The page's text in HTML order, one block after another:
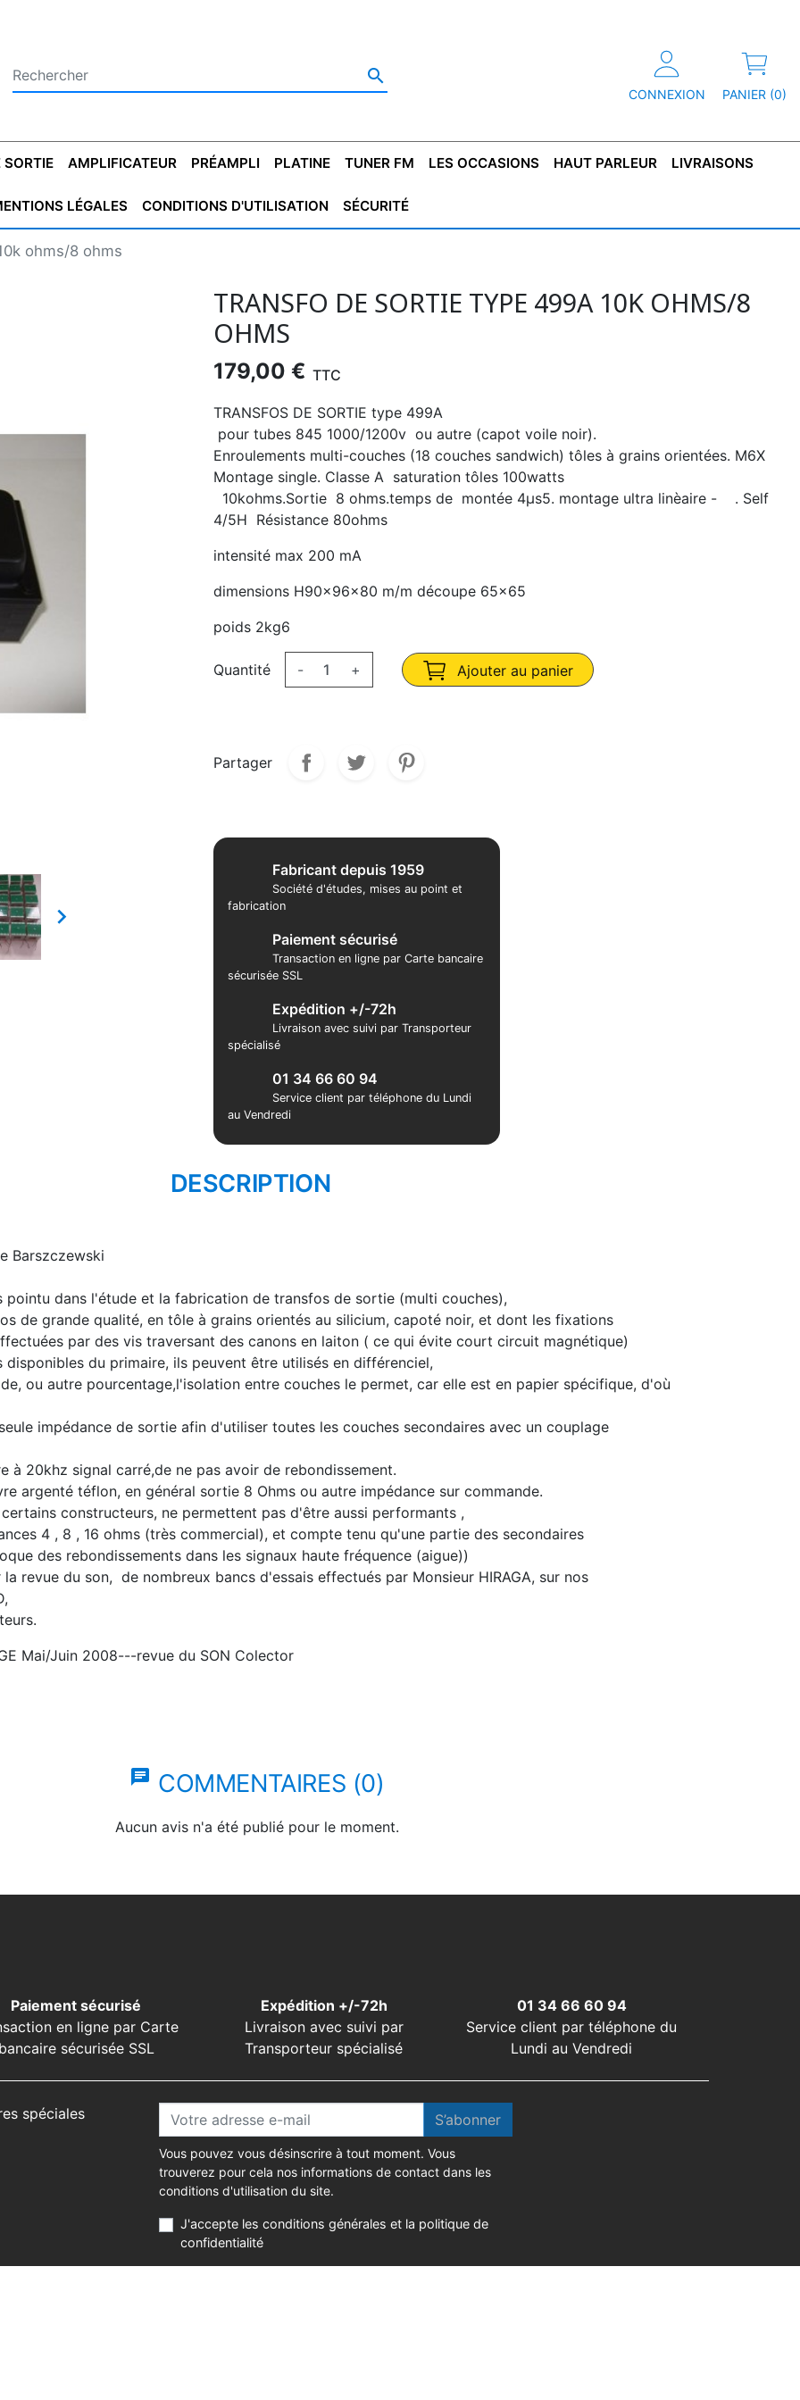

CONNEXION PANIER (0)
CONDENSATEUR
STYROFLEX
TRANSFO DE SORTIE
AMPLIFICATEUR PRÉAMPLI PLATINE TUNER FM LES OCCASIONS
PLATINES VINYLES
HAUT PARLEUR LIVRAISONS
LÉGALES CONDITIONS D'UTILISATION SÉCURITÉ
ohms/8 ohms

TRANSFO DE SORTIE TYPE 499A 10K OHMS/8
OHMS
179,00 € TTC
TRANSFOS DE SORTIE type 499A
pour tubes 845 1000/1200v ou autre (capot voile noir).
Enroulements multi-couches (18 couches sandwich) tôles à grains orientées. M6X
Montage single. Classe A saturation tôles 100watts
10kohms.Sortie 8 ohms.temps de montée 4µs5. montage ultra linèaire - . Self
4/5H Résistance 80ohms
intensité max 200 mA
dimensions H90x96x80 m/m découpe 65x65
poids 2kg6
Quantité - + Ajouter au panier
Partager
Fabricant depuis 1959
Société d'études, mises au point et
fabrication
Paiement sécurisé
Transaction en ligne par Carte bancaire
sécurisée SSL
Expédition +/-72h
Livraison avec suivi par Transporteur
spécialisé
01 34 66 60 94
Service client par téléphone du Lundi
au Vendredi
DESCRIPTION
Barszczewski
pointu dans l'étude et la fabrication de transfos de sortie (multi couches),
de grande qualité, en tôle à grains orientés au silicium, capoté noir, et dont les fixations
par des vis traversant des canons en laiton ( ce qui évite court circuit magnétique)
disponibles du primaire, ils peuvent être utilisés en différenciel,
ou autre pourcentage,l'isolation entre couches le permet, car elle est en papier spécifique, d'où
impédance de sortie afin d'utiliser toutes les couches secondaires avec un couplage
à 20khz signal carré,de ne pas avoir de rebondissement.
argenté téflon, en général sortie 8 Ohms ou autre impédance sur commande.
constructeurs, ne permettent pas d'être aussi performants ,
4 , 8 , 16 ohms (très commercial), et compte tenu qu'une partie des secondaires
des rebondissements dans les signaux haute fréquence (aigue))
revue du son, de nombreux bancs d'essais effectués par Monsieur HIRAGA, sur nos
Mai/Juin 2008---revue du SON Colector
chat COMMENTAIRES (0)
Aucun avis n'a été publié pour le moment.
Paiement sécurisé
en ligne par Carte
sécurisée SSL
Expédition +/-72h
Livraison avec suivi par
Transporteur spécialisé
01 34 66 60 94
Service client par téléphone du
Lundi au Vendredi
spéciales S’abonner
Vous pouvez vous désinscrire à tout moment. Vous
trouverez pour cela nos informations de contact dans les
conditions d'utilisation du site.
J'accepte les conditions générales et la politique de
confidentialité